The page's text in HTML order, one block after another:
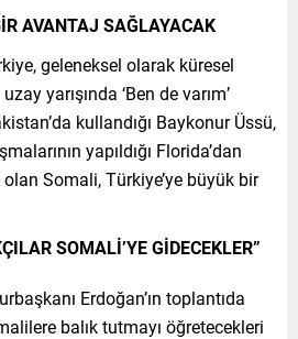
AVANTAJ SAĞLAYACAK
geleneksel olarak küresel
yarışında ‘Ben de varım’
kullandığı Baykonur Üssü,
yapıldığı Florida’dan
Somali, Türkiye’ye büyük bir
SOMALİ’YE GİDECEKLER”
Erdoğan’ın toplantıda
balık tutmayı öğretecekleri